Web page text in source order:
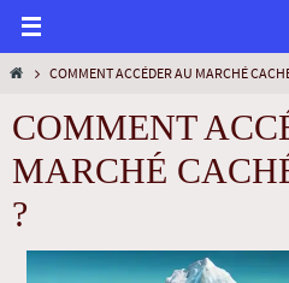
COMMENT ACCÉDER AU MARCHÉ
COMMENT
MARCHÉ
?